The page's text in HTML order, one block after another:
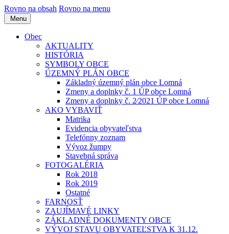
Rovno na obsah Rovno na menu
Menu
Obec
AKTUALITY
HISTÓRIA
SYMBOLY OBCE
ÚZEMNÝ PLÁN OBCE
Základný územný plán obce Lomná
Zmeny a doplnky č. 1 ÚP obce Lomná
Zmeny a doplnky č. 2⁄2021 ÚP obce Lomná
AKO VYBAVIŤ
Matrika
Evidencia obyvateľstva
Telefónny zoznam
Vývoz žumpy
Stavebná správa
FOTOGALÉRIA
Rok 2018
Rok 2019
Ostatné
FARNOSŤ
ZAUJÍMAVÉ LINKY
ZÁKLADNÉ DOKUMENTY OBCE
VÝVOJ STAVU OBYVATEĽSTVA K 31.12.